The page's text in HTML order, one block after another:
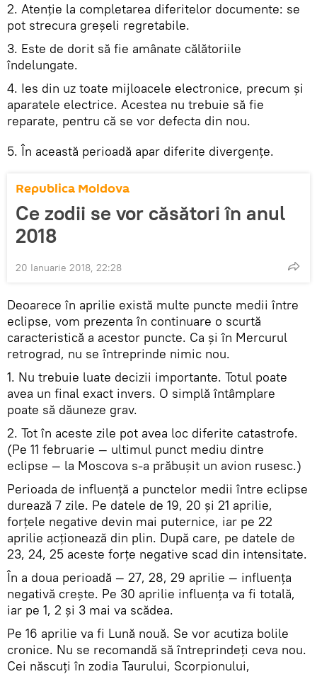
2. Atenție la completarea diferitelor documente: se
pot strecura greșeli regretabile.
3. Este de dorit să fie amânate călătoriile
îndelungate.
4. Ies din uz toate mijloacele electronice, precum și
aparatele electrice. Acestea nu trebuie să fie
reparate, pentru că se vor defecta din nou.
5. În această perioadă apar diferite divergențe.
Republica Moldova
Ce zodii se vor căsători în anul
2018
20 Ianuarie 2018, 22:28
Deoarece în aprilie există multe puncte medii între
eclipse, vom prezenta în continuare o scurtă
caracteristică a acestor puncte. Ca și în Mercurul
retrograd, nu se întreprinde nimic nou.
1. Nu trebuie luate decizii importante. Totul poate
avea un final exact invers. O simplă întâmplare
poate să dăuneze grav.
2. Tot în aceste zile pot avea loc diferite catastrofe.
(Pe 11 februarie — ultimul punct mediu dintre
eclipse — la Moscova s-a prăbușit un avion rusesc.)
Perioada de influență a punctelor medii între eclipse
durează 7 zile. Pe datele de 19, 20 și 21 aprilie,
forțele negative devin mai puternice, iar pe 22
aprilie acționează din plin. După care, pe datele de
23, 24, 25 aceste forțe negative scad din intensitate.
În a doua perioadă — 27, 28, 29 aprilie — influența
negativă crește. Pe 30 aprilie influența va fi totală,
iar pe 1, 2 și 3 mai va scădea.
Pe 16 aprilie va fi Lună nouă. Se vor acutiza bolile
cronice. Nu se recomandă să întreprindeți ceva nou.
Cei născuți în zodia Taurului, Scorpionului,